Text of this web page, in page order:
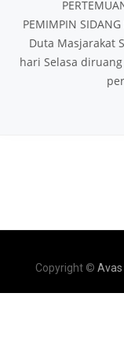
PEMIMPIN
Duta Masjarakat
hari Selasa
Copyright ©